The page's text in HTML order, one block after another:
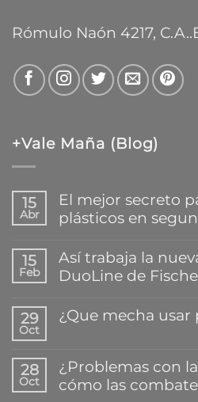
Rómulo Naón 4217,
+Vale Maña (Blog)
15
Abr
El mejor secreto
plásticos en
hay
comentarios
en
secreto
para
reparar
plásticos
en
15
Feb
Así trabaja la
DuoLine de
hay
comentarios
la
nueva
29
Oct
¿Que mecha usar
comentarios
en
¿Que
28
Oct
¿Problemas con
cómo las